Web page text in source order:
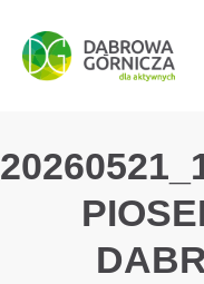
PRZEJDŹ DO
PRZEJDŹ DO
PRZEJDŹ DO